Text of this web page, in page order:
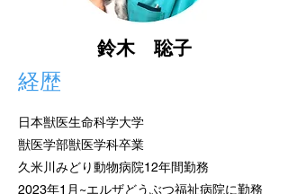
鈴木 聡子
日本獣医生命科学大学
獣医学部獣医学科卒業
久米川みどり動物病院12年間勤務
2023年1月~エルザどうぶつ福祉病院に勤務
経歴